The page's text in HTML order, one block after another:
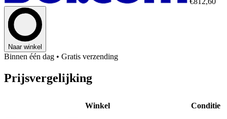
Naar winkel
Binnen één dag • Gratis verzending
Prijsvergelijking
Winkel Conditie